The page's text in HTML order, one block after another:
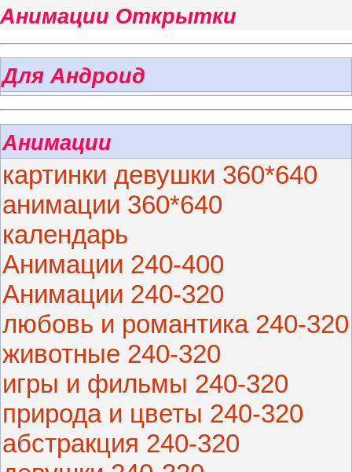
Анимации Открытки
Для Андроид
Анимации
картинки девушки 360*640
анимации 360*640
календарь
Анимации 240-400
Анимации 240-320
любовь и романтика 240-320
животные 240-320
игры и фильмы 240-320
природа и цветы 240-320
абстракция 240-320